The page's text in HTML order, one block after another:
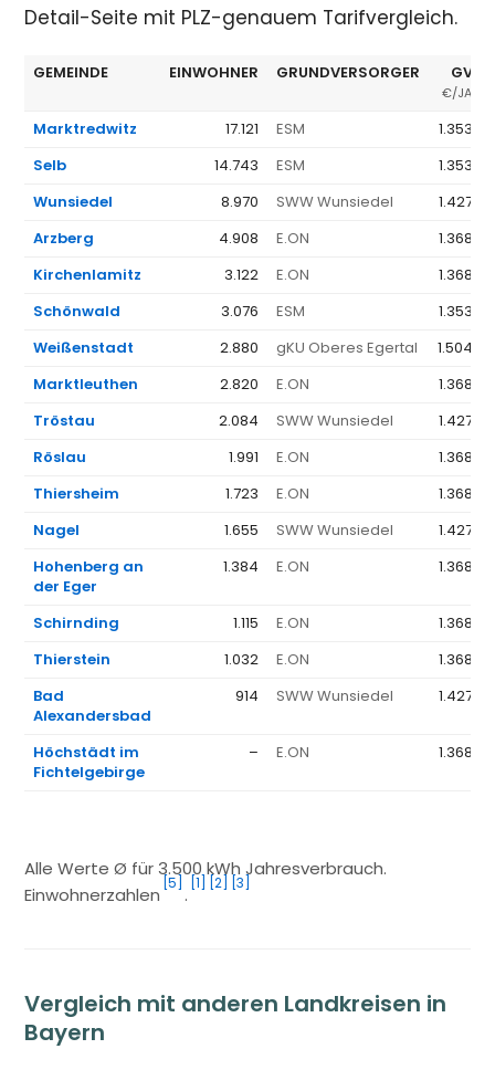
Detail-Seite mit PLZ-genauem Tarifvergleich.
GEMEINDE EINWOHNER GRUNDVERSORGER GV Ø
€/JAHR
Marktredwitz 17.121 ESM
1.353 €
Selb
14.743 ESM
1.353 €
Wunsiedel
8.970 SWW Wunsiedel
1.427 €
Arzberg
4.908 E.ON
1.368 €
Kirchenlamitz
3.122 E.ON
1.368 €
Schönwald
3.076 ESM
1.353 €
Weißenstadt
2.880 gKU Oberes Egertal
1.504 €
Marktleuthen
2.820 E.ON
1.368 €
Tröstau
2.084 SWW Wunsiedel
1.427 €
Röslau
1.991 E.ON
1.368 €
Thiersheim
1.723 E.ON
1.368 €
Nagel
1.655 SWW Wunsiedel
1.427 €
Hohenberg an
der Eger
1.384 E.ON 1.368 €
Schirnding 1.115 E.ON
1.368 €
Thierstein
1.032 E.ON
1.368 €
Bad
Alexandersbad
914 SWW Wunsiedel 1.427 €
Höchstädt im
Fichtelgebirge
– E.ON 1.368 €
Alle Werte Ø für 3.500 kWh Jahresverbrauch.
Einwohnerzahlen
[5]
.
[1] [2] [3]
Vergleich mit anderen Landkreisen in
Bayern